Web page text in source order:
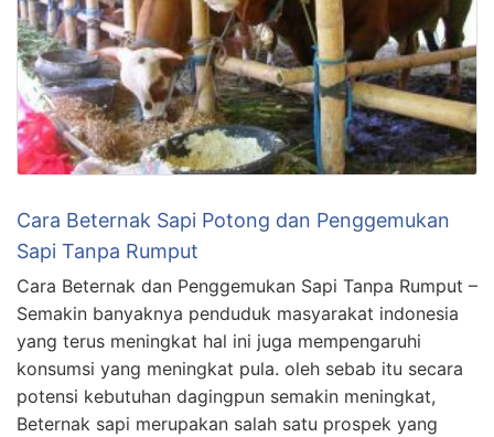
Cara Beternak Sapi Potong dan Penggemukan
Sapi Tanpa Rumput
Cara Beternak dan Penggemukan Sapi Tanpa Rumput –
Semakin banyaknya penduduk masyarakat indonesia
yang terus meningkat hal ini juga mempengaruhi
konsumsi yang meningkat pula. oleh sebab itu secara
potensi kebutuhan dagingpun semakin meningkat,
Beternak sapi merupakan salah satu prospek yang